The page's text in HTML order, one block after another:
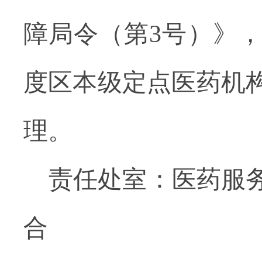
障局令（第3号）》
度区本级定点医药机
理。
责任处室：医药服
合